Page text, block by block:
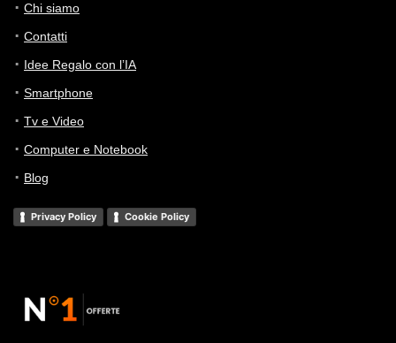
Chi siamo
Contatti
Idee Regalo con l’IA
Smartphone
Tv e Video
Computer e Notebook
Blog
Privacy Policy Cookie Policy